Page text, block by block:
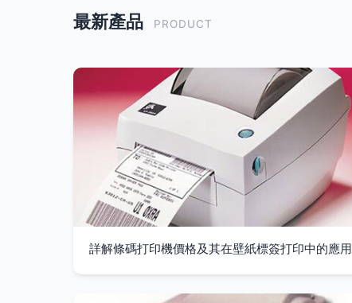
最新產品 PRODUCT
詳解條碼打印機價格及其在壁紙標簽打印中的應用